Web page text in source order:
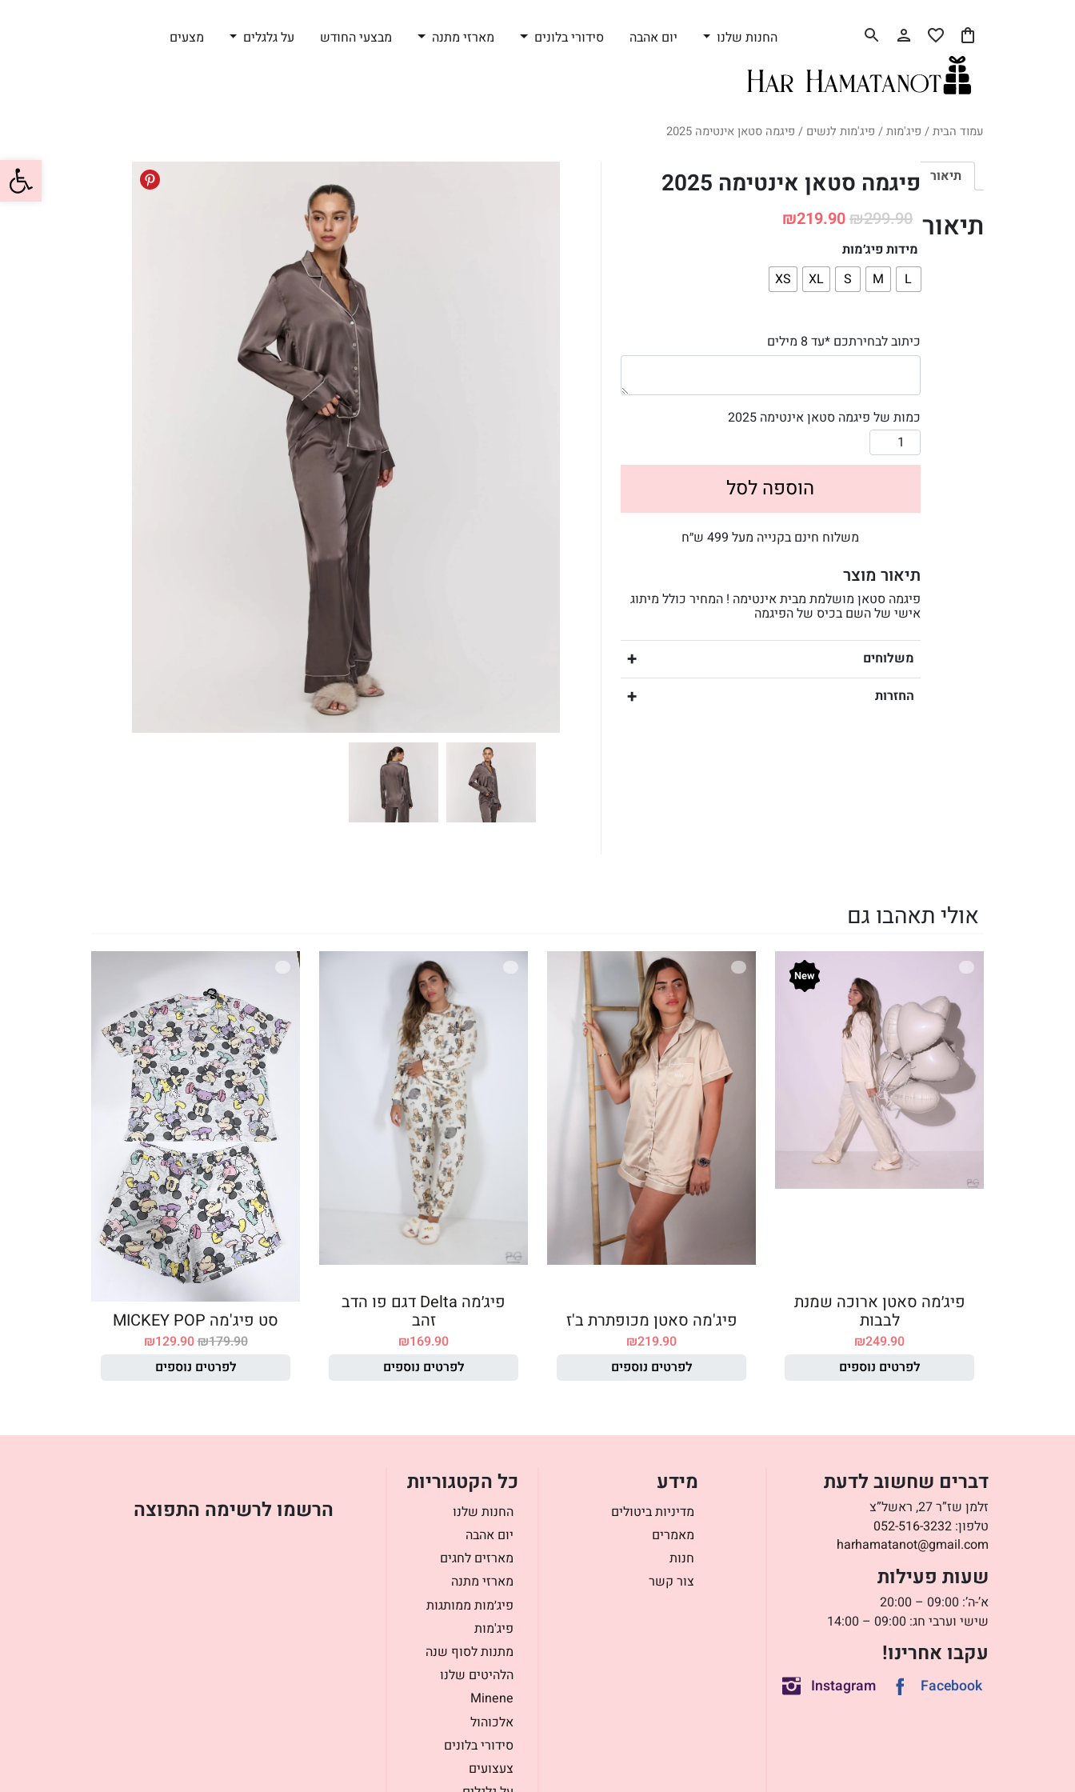
פתח
החנות שלנו יום אהבה סידורי בלונים מארזי מתנה מבצעי החודש על גלגלים מצעים
עמוד הבית/ פיג'מות/ פיג'מות לנשים / פיגמה סטאן אינטימה 2025
פיגמה סטאן אינטימה 2025
₪299.90
₪219.90
מידות פיג׳מות
L
M
S
XL
XS
כיתוב לבחירתכם *עד 8 מילים
כמות של פיגמה סטאן אינטימה 2025
הוספה לסל
משלוח חינם בקנייה מעל 499 ש״ח
תיאור מוצר
פיגמה סטאן מושלמת מבית אינטימה ! המחיר כולל מיתוג
אישי של השם בכיס של הפיגמה
משלוחים
החזרות
תיאור
תיאור
אולי תאהבו גם
New
פיג׳מה סאטן ארוכה שמנת
לבבות
₪249.90
לפרטים נוספים
פיג'מה סאטן מכופתרת ב'ז
₪219.90
לפרטים נוספים
פיג׳מה Delta דגם פו הדב
זהב
₪169.90
לפרטים נוספים
סט פיג'מה MICKEY POP
₪179.90
₪129.90
לפרטים נוספים
דברים שחשוב לדעת
זלמן שז”ר 27, ראשל”צ
טלפון: 052-516-3232
harhamatanot@gmail.com
שעות פעילות
א’-ה’: 09:00 – 20:00
שישי וערבי חג: 09:00 – 14:00
עקבו אחרינו!
Facebook
Instagram
מידע
מדיניות ביטולים
מאמרים
חנות
צור קשר
כל הקטגוריות
החנות שלנו
יום אהבה
מארזים לחגים
מארזי מתנה
פיג׳מות ממותגות
פיג'מות
מתנות לסוף שנה
הלהיטים שלנו
Minene
אלכוהול
סידורי בלונים
צעצועים
הרשמו לרשימה התפוצה